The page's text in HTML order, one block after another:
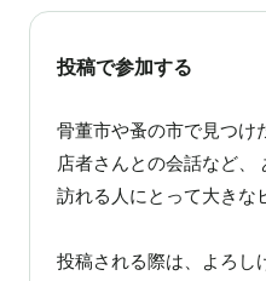
投稿で参加する
骨董市や蚤の市で見つけ
店者さんとの会話など、
訪れる人にとって大きな
投稿される際は、よろし